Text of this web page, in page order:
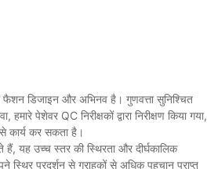
फैशन डिजाइन और अभिनव है। गुणवत्ता सुनिश्चित
पेशेवर QC निरीक्षकों द्वारा निरीक्षण किया गया,
कार्य कर सकता है।
हैं, यह उच्च स्तर की स्थिरता और दीर्घकालिक
स्थिर प्रदर्शन से ग्राहकों से अधिक पहचान प्राप्त